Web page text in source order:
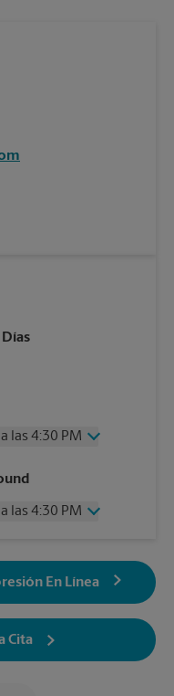
las 4:30 PM
las 4:30 PM
En Línea
Cita